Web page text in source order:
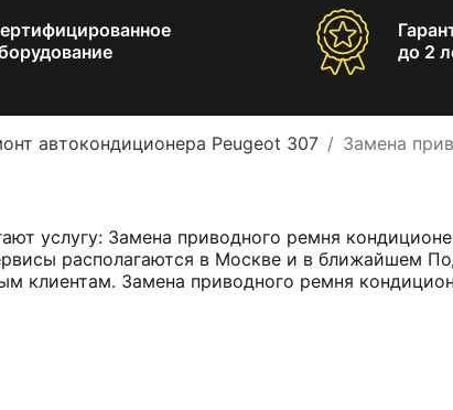
до 2
автокондиционера Peugeot 307 Замена
услугу: Замена приводного ремня
располагаются в Москве и в ближайшем
клиентам. Замена приводного ремня